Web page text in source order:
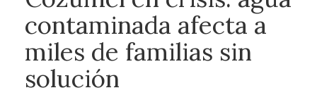
contaminada afecta a
miles de familias sin
solución